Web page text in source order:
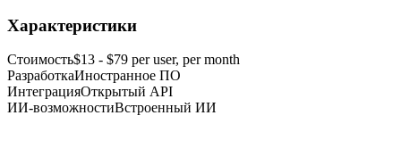
Характеристики
Стоимость$13 - $79 per user, per month
РазработкаИностранное ПО
ИнтеграцияОткрытый API
ИИ-возможностиВстроенный ИИ